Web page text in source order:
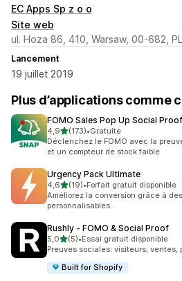
EC Apps Sp z o o
Site web
ul. Hoza 86, 410, Warsaw, 00-682, PL
Lancement
19 juillet 2019
Plus d’applications comme
FOMO Sales Pop Up Social Proof
4,9étoile(s) sur 5
(173)
173 avis au total
•Gratuite
Déclenchez le FOMO avec la
et un compteur de stock faible
Urgency Pack Ultimate
4,6étoile(s) sur 5
(19)
19 avis au total
•Forfait gratuit disponible
Améliorez la conversion grâce à
personnalisables.
Rushly ‑ FOMO & Social Proof
5,0étoile(s) sur 5
(5)
5 avis au total
•Essai gratuit disponible
Preuves sociales: visiteurs, ventes,
Built for Shopify